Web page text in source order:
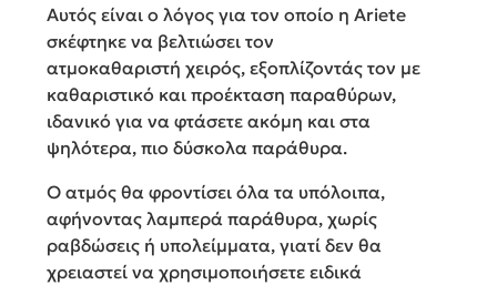
Αυτός είναι ο λόγος για τον οποίο η Ariete
σκέφτηκε να βελτιώσει τον
ατμοκαθαριστή χειρός, εξοπλίζοντάς τον με
καθαριστικό και προέκταση παραθύρων,
ιδανικό για να φτάσετε ακόμη και στα
ψηλότερα, πιο δύσκολα παράθυρα.
Ο ατμός θα φροντίσει όλα τα υπόλοιπα,
αφήνοντας λαμπερά παράθυρα, χωρίς
ραβδώσεις ή υπολείμματα, γιατί δεν θα
χρειαστεί να χρησιμοποιήσετε ειδικά